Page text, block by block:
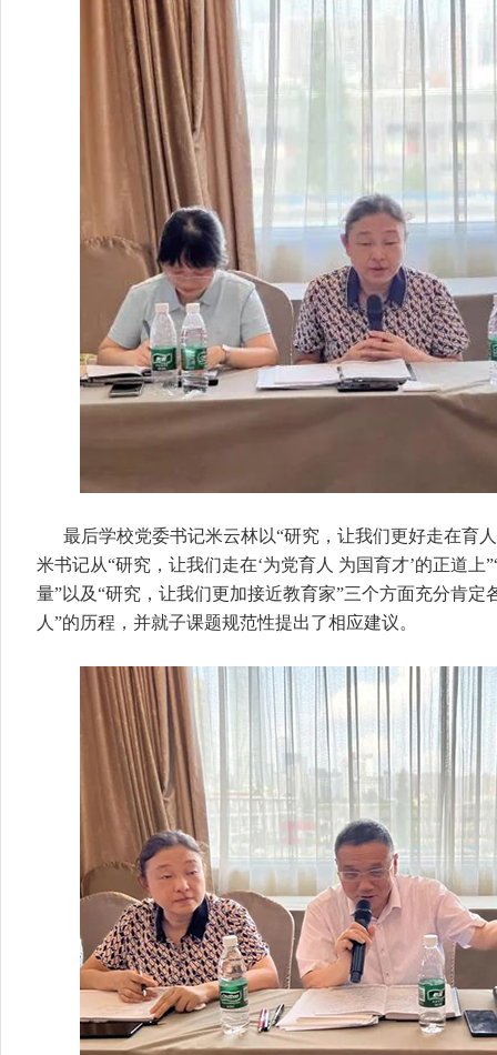
最后学校党委书记米云林以“研究，让我们更好走在育
米书记从“研究，让我们走在‘为党育人 为国育才’的正道上
量”以及“研究，让我们更加接近教育家”三个方面充分肯定
人”的历程，并就子课题规范性提出了相应建议。